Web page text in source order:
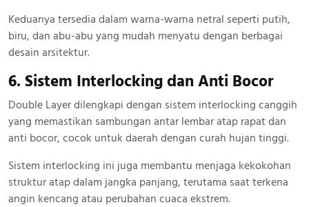
Keduanya tersedia dalam warna-warna netral seperti putih,
biru, dan abu-abu yang mudah menyatu dengan berbagai
desain arsitektur.
6. Sistem Interlocking dan Anti Bocor
Double Layer dilengkapi dengan sistem interlocking canggih
yang memastikan sambungan antar lembar atap rapat dan
anti bocor, cocok untuk daerah dengan curah hujan tinggi.
Sistem interlocking ini juga membantu menjaga kekokohan
struktur atap dalam jangka panjang, terutama saat terkena
angin kencang atau perubahan cuaca ekstrem.